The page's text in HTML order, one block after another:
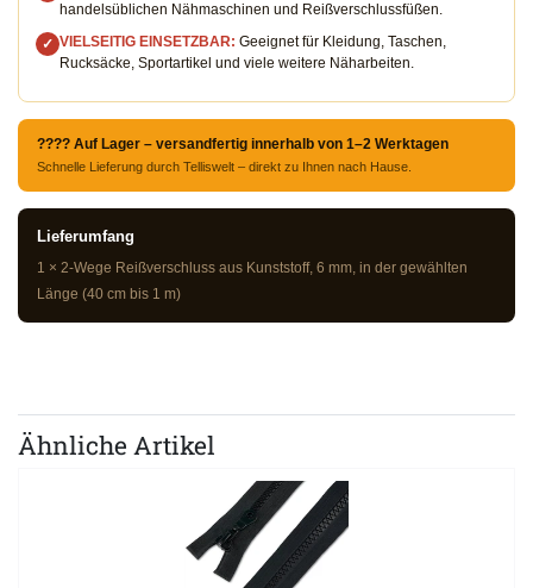
handelsüblichen Nähmaschinen und Reißverschlussfüßen.
✓ VIELSEITIG EINSETZBAR: Geeignet für Kleidung, Taschen,
Rucksäcke, Sportartikel und viele weitere Näharbeiten.
???? Auf Lager – versandfertig innerhalb von 1–2 Werktagen
Schnelle Lieferung durch Telliswelt – direkt zu Ihnen nach Hause.
Lieferumfang
1 × 2-Wege Reißverschluss aus Kunststoff, 6 mm, in der gewählten
Länge (40 cm bis 1 m)
Ähnliche Artikel